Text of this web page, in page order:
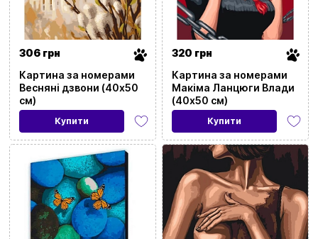
306 грн
Картина за номерами
Весняні дзвони (40x50
см)
Купити
320 грн
Картина за номерами
Макіма Ланцюги Влади
(40x50 см)
Купити